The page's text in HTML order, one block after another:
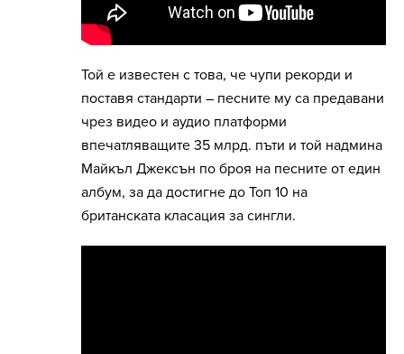
Той е известен с това, че чупи рекорди и
поставя стандарти – песните му са предавани
чрез видео и аудио платформи
впечатляващите 35 млрд. пъти и той надмина
Майкъл Джексън по броя на песните от един
албум, за да достигне до Топ 10 на
британската класация за сингли.